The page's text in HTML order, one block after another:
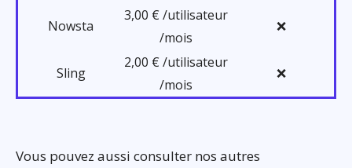
Nowsta
3,00 € /utilisateur
/mois
❌
Sling
2,00 € /utilisateur
/mois
❌
Vous pouvez aussi consulter nos autres